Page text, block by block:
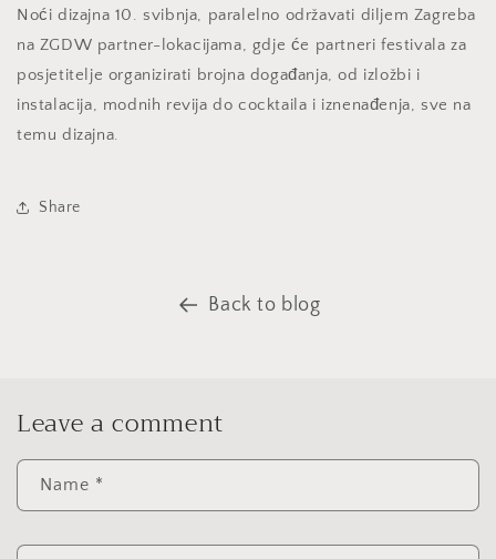
Noći dizajna 10. svibnja, paralelno održavati diljem Zagreba
na ZGDW partner-lokacijama, gdje će partneri festivala za
posjetitelje organizirati brojna događanja, od izložbi i
instalacija, modnih revija do cocktaila i iznenađenja, sve na
temu dizajna.
Share
Back to blog
Leave a comment
Name *